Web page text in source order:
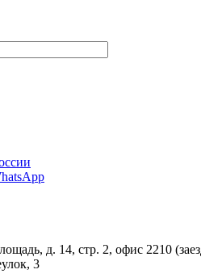
д. 14, стр. 2, офис 2210
3